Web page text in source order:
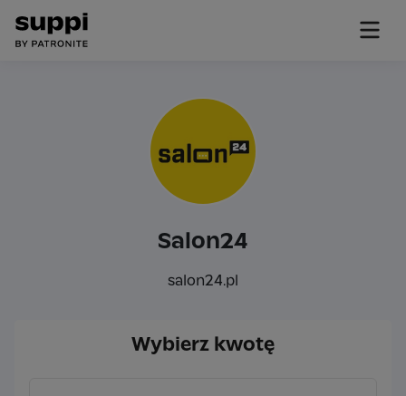
Salon24
salon24.pl
Wybierz kwotę